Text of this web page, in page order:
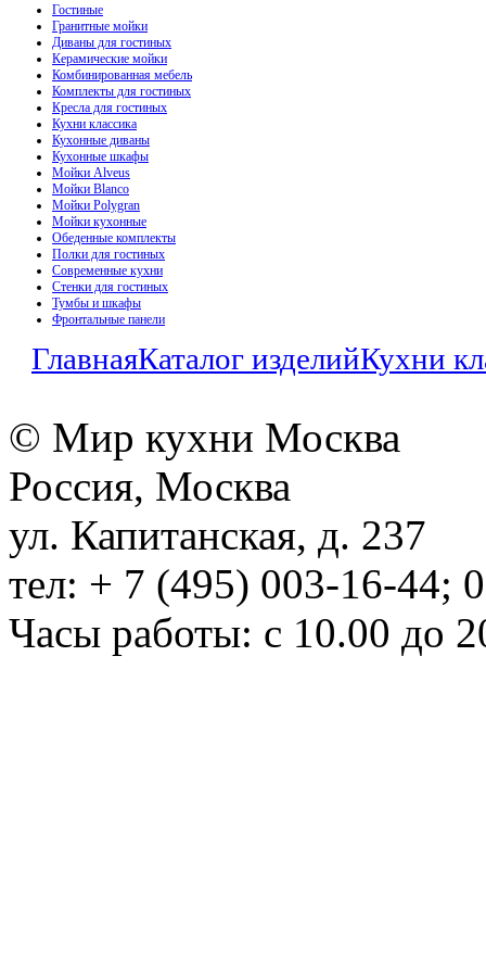
Гостиные
Гранитные мойки
Диваны для гостиных
Керамические мойки
Комбинированная мебель
Комплекты для гостиных
Кресла для гостиных
Кухни классика
Кухонные диваны
Кухонные шкафы
Мойки Alveus
Мойки Blanco
Мойки Polygran
Мойки кухонные
Обеденные комплекты
Полки для гостиных
Современные кухни
Стенки для гостиных
Тумбы и шкафы
Фронтальные панели
ГлавнаяКаталог изделийКухни
© Мир кухни Москва
Россия, Москва
ул. Капитанская, д. 237
тел: + 7 (495) 003-16-44;
Часы работы: с 10.00 до